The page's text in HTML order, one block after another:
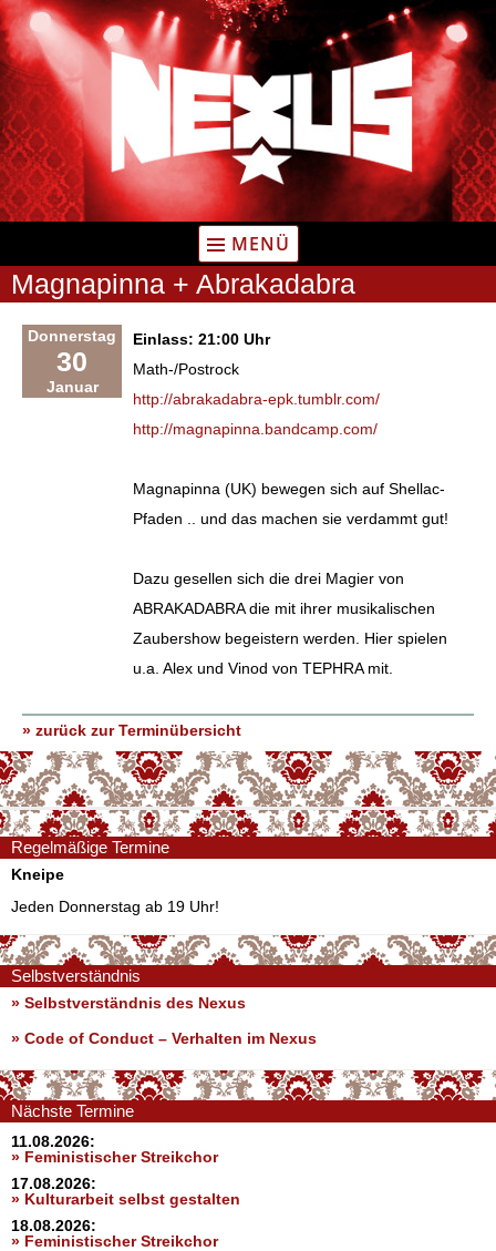
Zum
Inhalt
springen
MENÜ
Magnapinna + Abrakadabra
Donnerstag
30
Januar
Einlass: 21:00 Uhr
Math-/Postrock
http://abrakadabra-epk.tumblr.com/
http://magnapinna.bandcamp.com/
Magnapinna (UK) bewegen sich auf Shellac-
Pfaden .. und das machen sie verdammt gut!
Dazu gesellen sich die drei Magier von
ABRAKADABRA die mit ihrer musikalischen
Zaubershow begeistern werden. Hier spielen
u.a. Alex und Vinod von TEPHRA mit.
» zurück zur Terminübersicht
Regelmäßige Termine
Kneipe
Jeden Donnerstag ab 19 Uhr!
Selbstverständnis
» Selbstverständnis des Nexus
» Code of Conduct – Verhalten im Nexus
Nächste Termine
11.08.2026:
» Feministischer Streikchor
17.08.2026:
» Kulturarbeit selbst gestalten
18.08.2026:
» Feministischer Streikchor